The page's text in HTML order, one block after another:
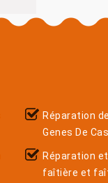
Réparation
Genes De
Réparation
faîtière et